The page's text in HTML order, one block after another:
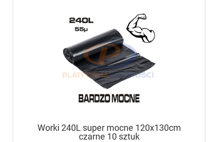
Worki 240L super mocne 120x130cm
czarne 10 sztuk